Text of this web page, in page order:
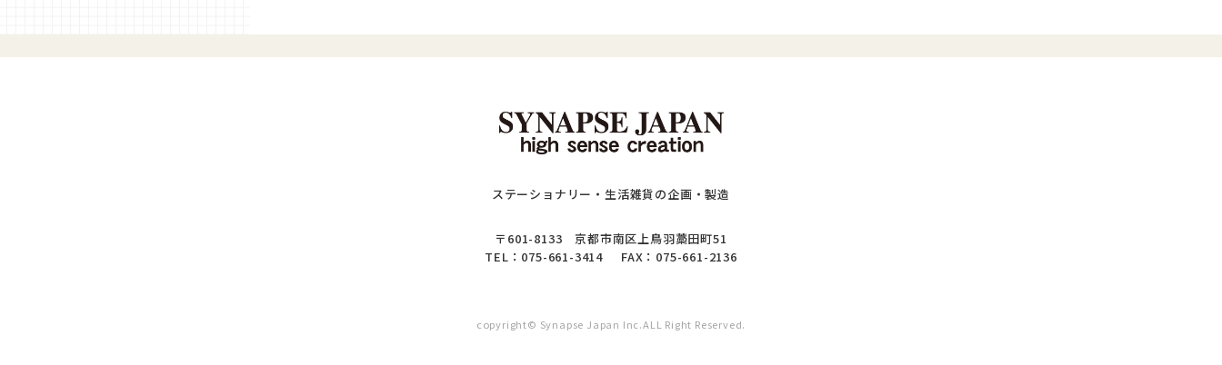
ステーショナリー・生活雑貨の企画・製造
〒601-8133 京都市南区上鳥羽藁田町51
TEL： 075-661-3414 FAX：075-661-2136
copyright© Synapse Japan Inc.ALL Right Reserved.